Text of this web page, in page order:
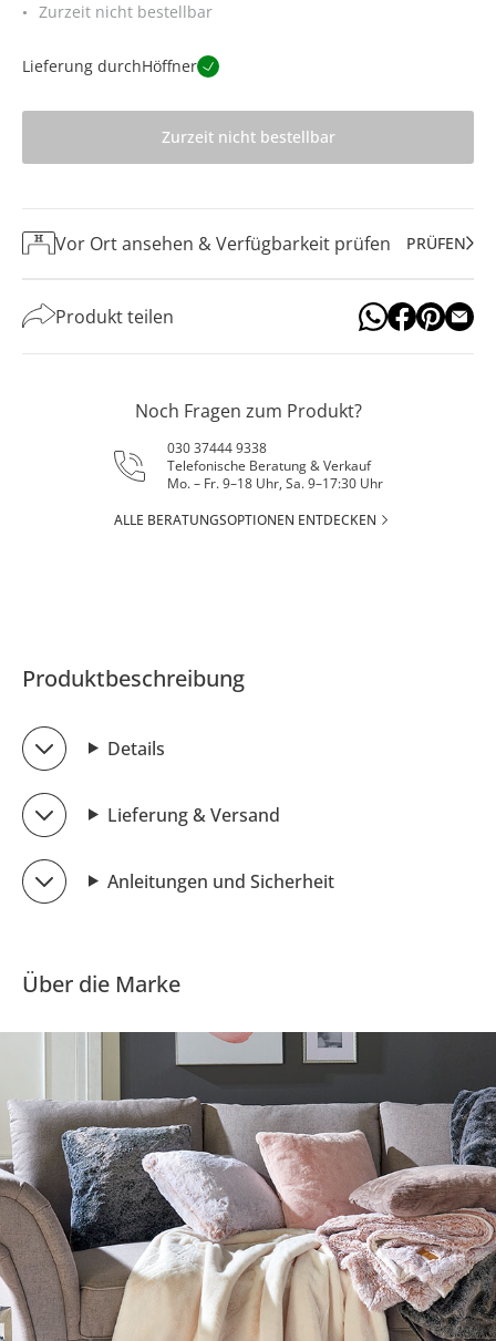
Zurzeit nicht bestellbar
Lieferung durchHöffner
Zurzeit nicht bestellbar
Vor Ort ansehen & Verfügbarkeit prüfen PRÜFEN
Produkt teilen
Noch Fragen zum Produkt?
030 37444 9338
Telefonische Beratung & Verkauf
Mo. – Fr. 9–18 Uhr, Sa. 9–17:30 Uhr
ALLE BERATUNGSOPTIONEN ENTDECKEN
Produktbeschreibung
Details
Lieferung & Versand
Anleitungen und Sicherheit
Über die Marke